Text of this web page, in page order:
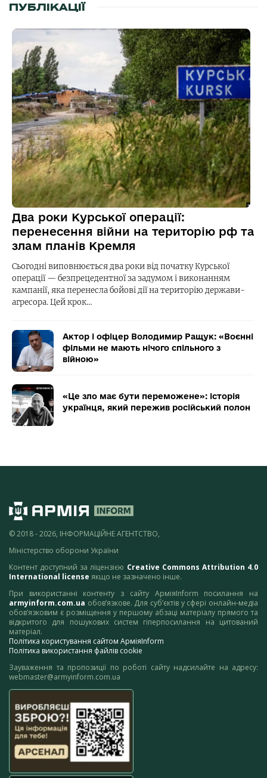
ПУБЛІКАЦІЇ
Два роки Курської операції:
перенесення війни на територію рф та
злам планів Кремля
Сьогодні виповнюється два роки від початку Курської
операції — безпрецедентної за задумом і виконанням
кампанії, яка перенесла бойові дії на територію держави-
агресора. Цей крок…
Актор і офіцер Володимир Ращук: «Воєнні
фільми не мають нічого спільного з
війною»
«Це зло має бути переможене»: історія
українця, який пережив російський полон
© 2018 - 2026, ІНФОРМАЦІЙНЕ АГЕНТСТВО,
Міністерство оборони України
Контент доступний за ліцензією Creative Commons Attribution 4.0
International license якщо не зазначено інше.
При використанні контенту з сайту АрміяInform посилання на
armyinform.com.ua обов’язкове. Для суб’єктів у сфері онлайн-медіа
обов’язковим є розміщення у першому абзаці матеріалу прямого та
відкритого для пошукових систем гіперпосилання на цитований
матеріал.
Політика користування сайтом АрміяInform
Політика використання файлів cookie
Зауваження та пропозиції по роботі сайту надсилайте на адресу:
webmaster@armyinform.com.ua